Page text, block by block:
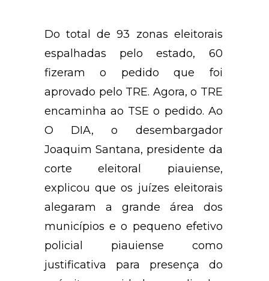
Do total de 93 zonas eleitorais
espalhadas pelo estado, 60
fizeram o pedido que foi
aprovado pelo TRE. Agora, o TRE
encaminha ao TSE o pedido. Ao
O DIA, o desembargador
Joaquim Santana, presidente da
corte eleitoral piauiense,
explicou que os juízes eleitorais
alegaram a grande área dos
municípios e o pequeno efetivo
policial piauiense como
justificativa para presença do